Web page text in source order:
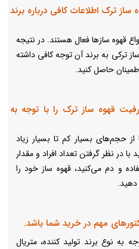
ترک اطلاعات کافی درباره برند
قهوه سازها فعال هستند. در نتیجه
ترکی به برند آن توجه کافی داشته
حاصل کنید.
قهوه ساز ترک را با توجه به
حجم‌های بسیار کم تا بسیار زیاد
با در نظر گرفتن تعداد افراد و مقدار
که در هر بار استفاده و دم می‌‎کنید، قهوه ساز خود را
دهید.
به نوع برند تولید کننده، متریال